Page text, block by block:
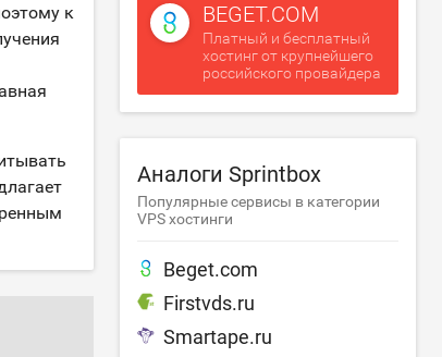
к
BEGET.COM
Платный и бесплатный
хостинг от крупнейшего
российского провайдера
Аналоги Sprintbox
Популярные сервисы в категории
VPS хостинги
Beget.com
Firstvds.ru
Smartape.ru